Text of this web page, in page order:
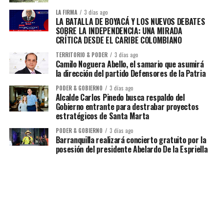
LA FIRMA 3 días ago
LA BATALLA DE BOYACÁ Y LOS NUEVOS DEBATES
SOBRE LA INDEPENDENCIA: UNA MIRADA
CRÍTICA DESDE EL CARIBE COLOMBIANO
TERRITORIO & PODER 3 días ago
Camilo Noguera Abello, el samario que asumirá
la dirección del partido Defensores de la Patria
PODER & GOBIERNO 3 días ago
Alcalde Carlos Pinedo busca respaldo del
Gobierno entrante para destrabar proyectos
estratégicos de Santa Marta
PODER & GOBIERNO 3 días ago
Barranquilla realizará concierto gratuito por la
posesión del presidente Abelardo De la Espriella